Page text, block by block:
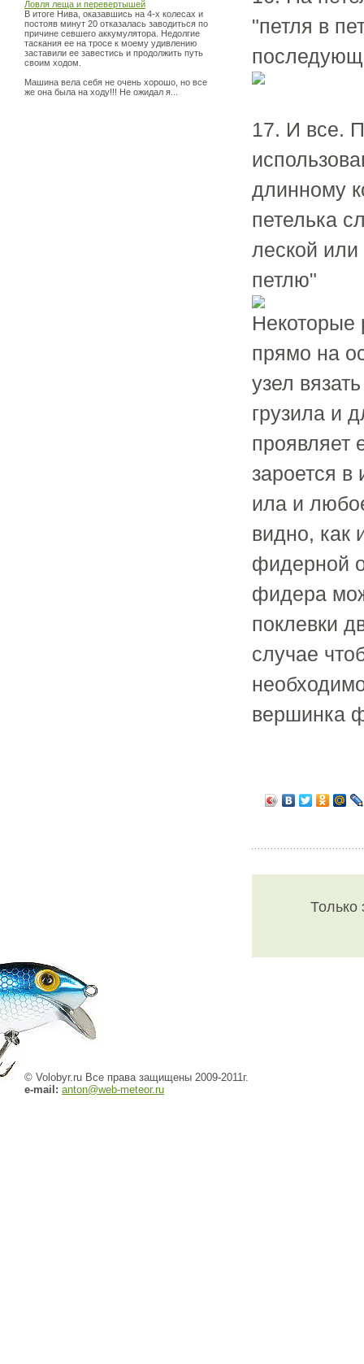
Ловля леща и перевертышей
В итоге Нива, оказавшись на 4-х колесах и
постояв минут 20 отказалась заводиться по
причине севшего аккумулятора. Недолгие
таскания ее на тросе к моему удивлению
заставили ее завестись и продолжить путь
своим ходом.
Машина вела себя не очень хорошо, но все
же она была на ходу!!! Не ожидал я...
"петля в
17. И все.
длинному
петелька
леской
петлю"
Некоторые
прямо на
узел
грузила и
проявляет
зароется в
ила и
видно, как
фидерной
фидера
поклевки
случае
вершинка
Только
© Volobyr.ru Все права защищены 2009-2011г.
e-mail: anton@web-meteor.ru